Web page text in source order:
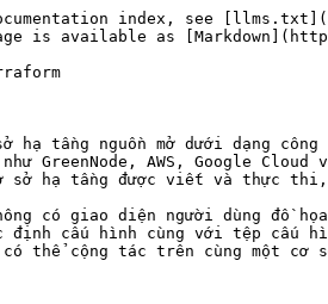
### Các bước thực hiện <a href="#quanlyvcontainervoiterraform-dequanlyvcontainervoiterraform-bancanlamcacbuocsauday" id="quanlyvcontainervoiterraform-dequanlyvcontainervoiterraform-bancanlamcacbuocsauday"></a>

Để khởi tạo một Cluster Kubernetes bằng Terraform, bạn cần thực hiện các bước sau:

1. **Truy cập IAM Portal** tại [đây](https://iam.console.greennode.ai/), thực hiện tạo Service Account với quyền hạn **VKS Full Access**. Cụ thể, tại trang IAM, bạn có thể:
   * Chọn "**Create a Service Account**", điền tên cho Service Account và nhấn **Next Step** để gắn quyền cho Service Account.
   * Tìm và chọn **Policy:** **VKSFullAccess** sau đó nhấn "**Create a Service Account**" để tạo Service Account, **Policy: VKSFullAccess** do GreenNode tạo ra, bạn không thể xóa các policy này.
   * Sau khi tạo thành công bạn cần phải lưu lại **Client\_ID** và **Secret\_Key** của Service Account để thực hiện bước tiếp theo.
2. **Truy cập VKS Portal** tại [đây](https://vks.console.greennode.ai/overview)**, thực hiện Activate** dịch vụ VKS ở tab **Overview.** Hãy chờ đợi tới khi chúng tôi khởi tạo thành công tài khoản VKS của bạn.
3. **Cài đặt Terraform:**
   * Tải xuống và cài đặt Terraform cho hệ điều hành của bạn từ <https://developer.hashicorp.com/terraform/install>.
4. **Khởi tạo cấu hình Terraform:**
   * Tạo tệp `variable.tf` và khai báo thông tin Service Account trong file này.
   * Tạo tệp `main.tf` và định nghĩa các tài nguyên Kubernetes Cluster mà bạn muốn tạo.

Ví dụ:

* Tệp `variable.tf:`bạn cần thay thế Client ID và Client Secret đã khởi tạo ở bước 1 ở file này.

```
variable "client_id" {
  type = string
  default = "xxxxxxxx-xxxx-xxxx-xxxx-xxxxxxxxxxxx"
}
variable "client_secret" {
  type = string
  default = "xxxxxxxx-xxxx-xxxx-xxxx-xxxxxxxxxxxx"
}
```

* Tệp `main.tf` khi tạo Cluster/ Node Group trên **Region HCM:**

```
terraform {
  required_providers {
    vngcloud = {
      source  = "vngcloud/vngcloud"
      version = "1.3.3"
    }
  }
}
provider